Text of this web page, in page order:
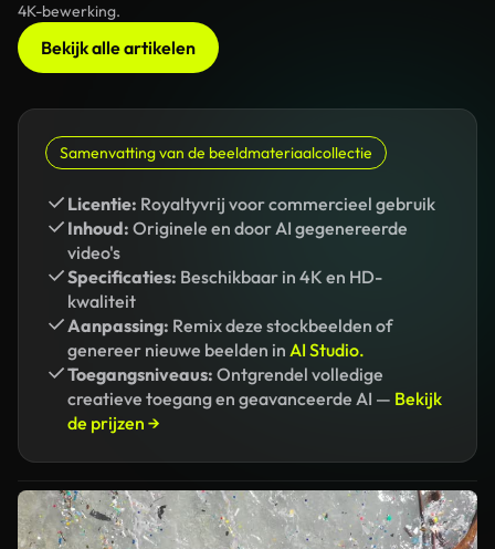
4K-bewerking.
Bekijk alle artikelen
Samenvatting van de beeldmateriaalcollectie
Licentie: Royaltyvrij voor commercieel gebruik
Inhoud: Originele en door AI gegenereerde
video's
Specificaties: Beschikbaar in 4K en HD-
kwaliteit
Aanpassing: Remix deze stockbeelden of
genereer nieuwe beelden in AI Studio.
Toegangsniveaus: Ontgrendel volledige
creatieve toegang en geavanceerde AI — Bekijk
de prijzen →